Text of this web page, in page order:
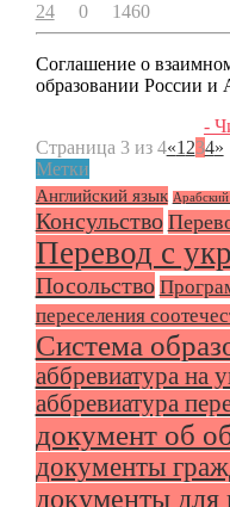
24 0 1460
Соглашение о
образовании России и
-
Страница 3 из 4«1 234»
Метки
Английский язык Арабский
Консульство
Перевод с
Посольство
переселения
Система
аббревиатура на
аббревиатура
документ об
документы
документы для